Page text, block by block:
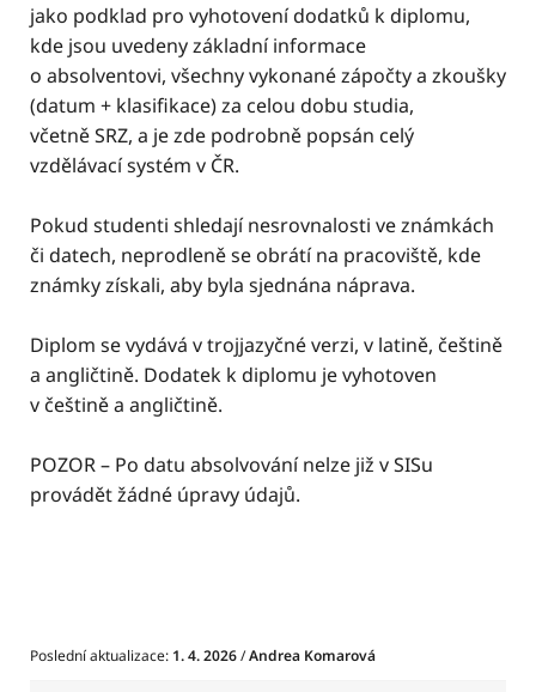
jako podklad pro vyhotovení dodatků k diplomu,
kde jsou uvedeny základní informace
o absolventovi, všechny vykonané zápočty a zkoušky
(datum + klasifikace) za celou dobu studia,
včetně SRZ, a je zde podrobně popsán celý
vzdělávací systém v ČR.
Pokud studenti shledají nesrovnalosti ve známkách
či datech, neprodleně se obrátí na pracoviště, kde
známky získali, aby byla sjednána náprava.
Diplom se vydává v trojjazyčné verzi, v latině, češtině
a angličtině. Dodatek k diplomu je vyhotoven
v češtině a angličtině.
POZOR – Po datu absolvování nelze již v SISu
provádět žádné úpravy údajů.
Poslední aktualizace: 1. 4. 2026/Andrea Komarová